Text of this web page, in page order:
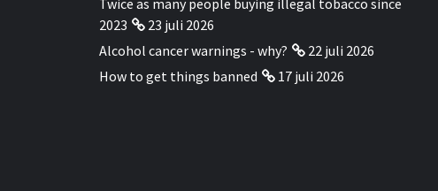
2023
23 juli 2026
Alcohol cancer warnings - why?
22 juli 2026
How to get things banned
17 juli 2026